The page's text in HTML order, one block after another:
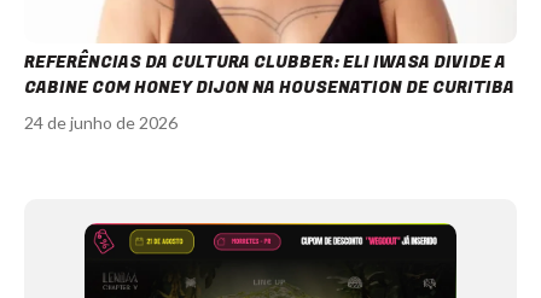
REFERÊNCIAS DA CULTURA CLUBBER: ELI IWASA DIVIDE A
CABINE COM HONEY DIJON NA HOUSENATION DE CURITIBA
24 de junho de 2026